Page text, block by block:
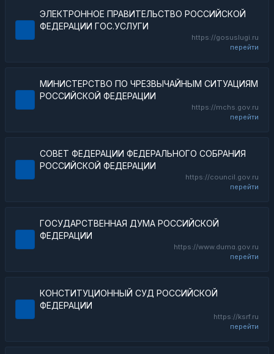
ЭЛЕКТРОННОЕ ПРАВИТЕЛЬСТВО РОССИЙСКОЙ
ФЕДЕРАЦИИ ГОС.УСЛУГИ
https://gosuslugi.ru
перейти
МИНИСТЕРСТВО ПО ЧРЕЗВЫЧАЙНЫМ СИТУАЦИЯМ
РОССИЙСКОЙ ФЕДЕРАЦИИ
https://mchs.gov.ru
перейти
СОВЕТ ФЕДЕРАЦИИ ФЕДЕРАЛЬНОГО СОБРАНИЯ
РОССИЙСКОЙ ФЕДЕРАЦИИ
https://council.gov.ru
перейти
ГОСУДАРСТВЕННАЯ ДУМА РОССИЙСКОЙ
ФЕДЕРАЦИИ
https://www.duma.gov.ru
перейти
КОНСТИТУЦИОННЫЙ СУД РОССИЙСКОЙ
ФЕДЕРАЦИИ
https://ksrf.ru
перейти